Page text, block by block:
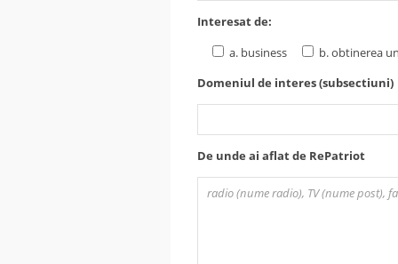
Interesat de:
a. business
b. obtinerea
Domeniul de interes (subsectiuni)
De unde ai aflat de RePatriot